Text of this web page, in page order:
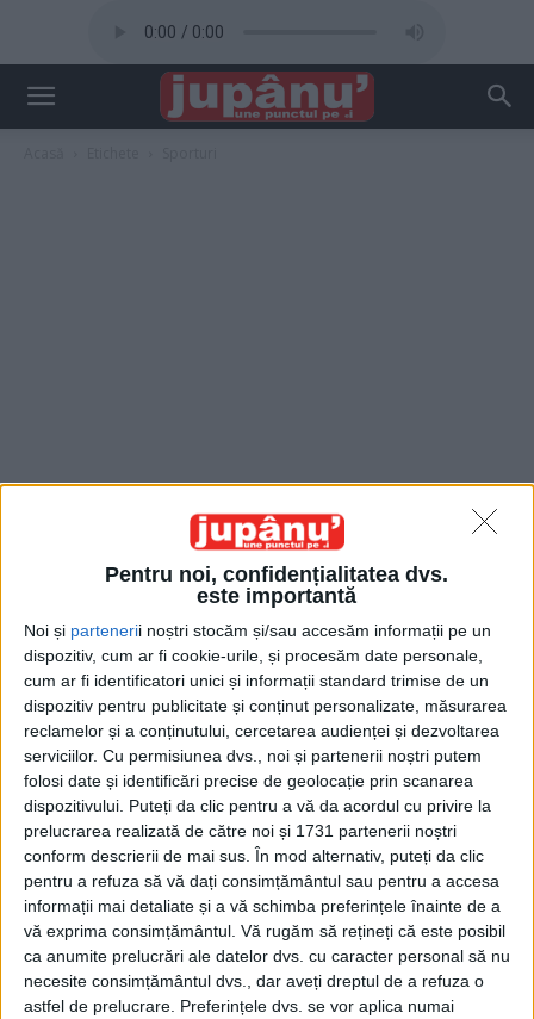
Pentru noi, confidențialitatea dvs.
este importantă
Noi și partenerii noștri stocăm și/sau accesăm informații pe un
dispozitiv, cum ar fi cookie-urile, și procesăm date personale,
cum ar fi identificatori unici și informații standard trimise de un
dispozitiv pentru publicitate și conținut personalizate, măsurarea
reclamelor și a conținutului, cercetarea audienței și dezvoltarea
serviciilor. Cu permisiunea dvs., noi și partenerii noștri putem
folosi date și identificări precise de geolocație prin scanarea
dispozitivului. Puteți da clic pentru a vă da acordul cu privire la
prelucrarea realizată de către noi și 1731 partenerii noștri
conform descrierii de mai sus. În mod alternativ, puteți da clic
pentru a refuza să vă dați consimțământul sau pentru a accesa
informații mai detaliate și a vă schimba preferințele înainte de a
vă exprima consimțământul. Vă rugăm să rețineți că este posibil
ca anumite prelucrări ale datelor dvs. cu caracter personal să nu
necesite consimțământul dvs., dar aveți dreptul de a refuza o
astfel de prelucrare. Preferințele dvs. se vor aplica numai
Etichetă: sporturi